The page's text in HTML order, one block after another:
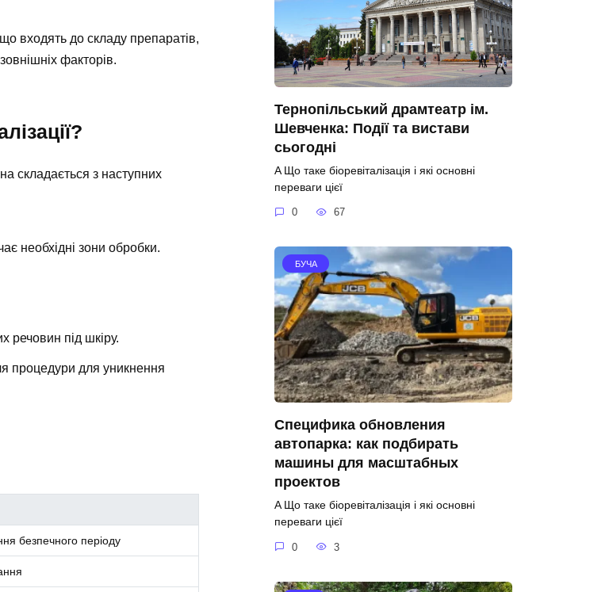
входять до складу препаратів,
факторів.
складається з наступних
необхідні зони обробки.
речовин під шкіру.
процедури для уникнення
безпечного періоду
Тернопільський драмтеатр ім.
Шевченка: Події та вистави
сьогодні
A Що таке біоревіталізація і які основні
переваги цієї
0 67
БУЧА
Специфика обновления
автопарка: как подбирать
машины для масштабных
проектов
A Що таке біоревіталізація і які основні
переваги цієї
0 3